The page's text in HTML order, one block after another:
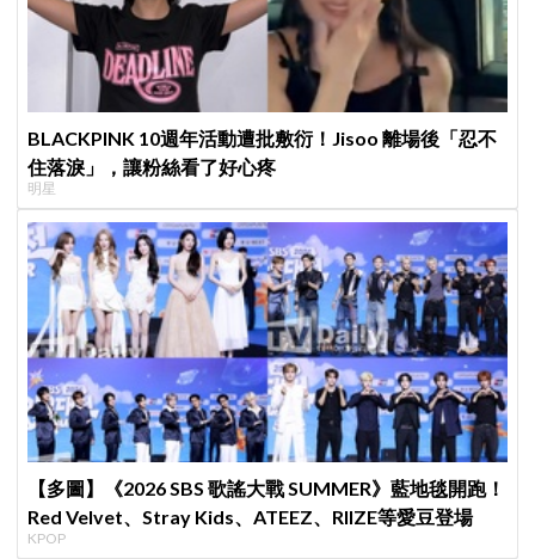
BLACKPINK 10週年活動遭批敷衍！Jisoo 離場後「忍不
住落淚」，讓粉絲看了好心疼
明星
【多圖】《2026 SBS 歌謠大戰 SUMMER》藍地毯開跑！
Red Velvet、Stray Kids、ATEEZ、RIIZE等愛豆登場
KPOP